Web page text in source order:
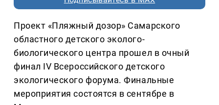
Проект «Пляжный дозор» Самарского
областного детского эколого-
биологического центра прошел в очный
финал IV Всероссийского детского
экологического форума. Финальные
мероприятия состоятся в сентябре в